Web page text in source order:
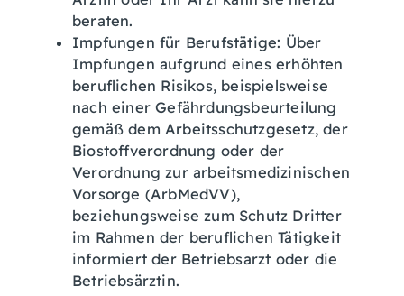
beraten.
Impfungen für Berufstätige: Über
Impfungen aufgrund eines erhöhten
beruflichen Risikos, beispielsweise
nach einer Gefährdungsbeurteilung
gemäß dem Arbeitsschutzgesetz, der
Biostoffverordnung oder der
Verordnung zur arbeitsmedizinischen
Vorsorge (ArbMedVV),
beziehungsweise zum Schutz Dritter
im Rahmen der beruflichen Tätigkeit
informiert der Betriebsarzt oder die
Betriebsärztin.